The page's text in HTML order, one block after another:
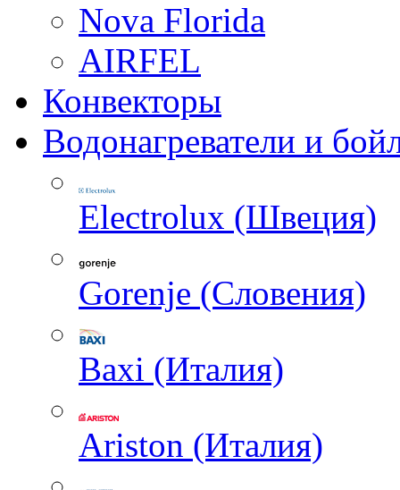
Nova Florida
AIRFEL
Конвекторы
Водонагреватели и
Electrolux (Швеция)
Gorenje (Словения)
Baxi (Италия)
Ariston (Италия)